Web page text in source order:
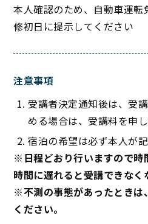
本人確認のため、自動車運転
修初日に提示してください
注意事項
受講者決定通知後は、受
める場合は、受講料を申し
宿泊の希望は必ず本人が
※日程どおり行いますので時
時間に遅れると受講できなく
※不測の事態があったときは
ください。